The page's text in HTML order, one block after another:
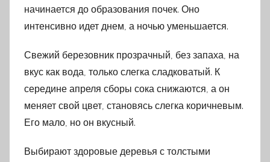
начинается до образования почек. Оно
интенсивно идет днем, а ночью уменьшается.
Свежий березовник прозрачный, без запаха, на
вкус как вода, только слегка сладковатый. К
середине апреля сборы сока снижаются, а он
меняет свой цвет, становясь слегка коричневым.
Его мало, но он вкусный.
Выбирают здоровые деревья с толстыми